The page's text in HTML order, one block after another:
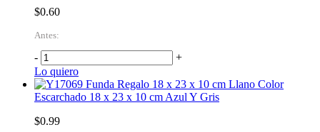
$0.60
Antes:
-
+
Lo quiero
Funda Regalo 18 x 23 x 10 cm Llano Color
Escarchado 18 x 23 x 10 cm Azul Y Gris
$0.99